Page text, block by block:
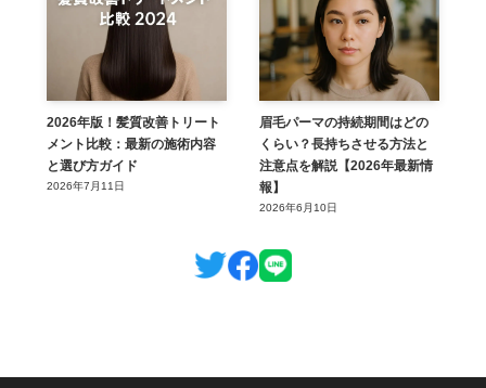
2026年版！髪質改善トリート
メント比較：最新の施術内容
と選び方ガイド
2026年7月11日
眉毛パーマの持続期間はどの
くらい？長持ちさせる方法と
注意点を解説【2026年最新情
報】
2026年6月10日